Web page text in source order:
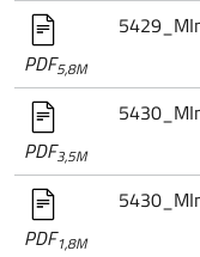
PDF5,8M
PDF3,5M
PDF1,8M